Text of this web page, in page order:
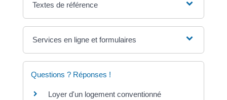
Textes de référence
Services en ligne et formulaires
Questions ? Réponses !
Loyer d'un logement conventionné